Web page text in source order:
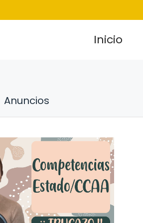
Inicio
Anuncios